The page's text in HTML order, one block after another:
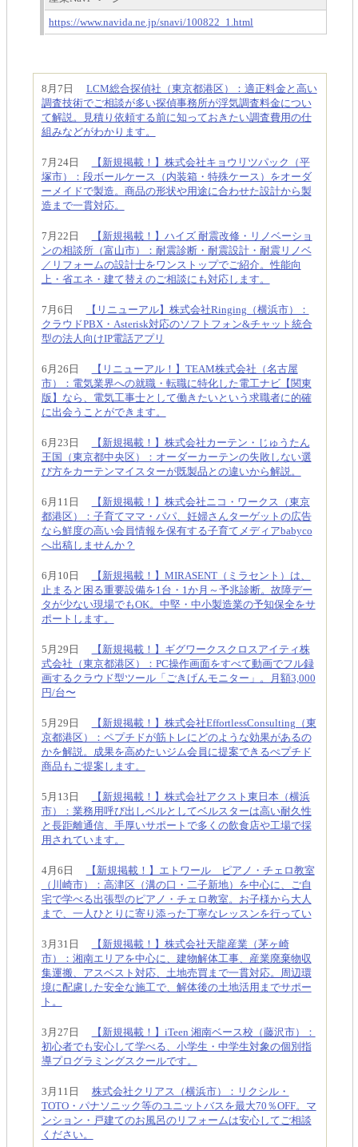
https://www.navida.ne.jp/snavi/100822_1.html
8月7日 LCM総合探偵社（東京都港区）：適正料金と高い
調査技術でご相談が多い探偵事務所が浮気調査料金につい
て解説。見積り依頼する前に知っておきたい調査費用の仕
組みなどがわかります。
7月24日
【新規掲載！】株式会社キョウリツパック（平
塚市）：段ボールケース（内装箱・特殊ケース）をオーダ
ーメイドで製造。商品の形状や用途に合わせた設計から製
造まで一貫対応。
7月22日
【新規掲載！】ハイズ 耐震改修・リノベーショ
ンの相談所（富山市）：耐震診断・耐震設計・耐震リノベ
／リフォームの設計士をワンストップでご紹介。性能向
上・省エネ・建て替えのご相談にも対応します。
7月6日
【リニューアル】株式会社Ringing（横浜市）：
クラウドPBX・Asterisk対応のソフトフォン&チャット統合
型の法人向けIP電話アプリ
6月26日
【リニューアル！】TEAM株式会社（名古屋
市）：電気業界への就職・転職に特化した電工ナビ【関東
版】なら、電気工事士として働きたいという求職者に的確
に出会うことができます。
6月23日
【新規掲載！】株式会社カーテン・じゅうたん
王国（東京都中央区）：オーダーカーテンの失敗しない選
び方をカーテンマイスターが既製品との違いから解説。
6月11日
【新規掲載！】株式会社ニコ・ワークス（東京
都港区）：子育てママ・パパ、妊婦さんターゲットの広告
なら鮮度の高い会員情報を保有する子育てメディアbabyco
へ出稿しませんか？
6月10日
【新規掲載！】MIRASENT（ミラセント）は、
止まると困る重要設備を1台・1か月～予兆診断。故障デー
タが少ない現場でもOK。中堅・中小製造業の予知保全をサ
ポートします。
5月29日
【新規掲載！】ギグワークスクロスアイティ株
式会社（東京都港区）：PC操作画面をすべて動画でフル録
画するクラウド型ツール「ごきげんモニター」。月額3,000
円/台〜
5月29日
【新規掲載！】株式会社EffortlessConsulting（東
京都港区）：ペプチドが筋トレにどのような効果があるの
かを解説。成果を高めたいジム会員に提案できるぺプチド
商品もご提案します。
5月13日
【新規掲載！】株式会社アクスト東日本（横浜
市）：業務用呼び出しベルとしてベルスターは高い耐久性
と長距離通信、手厚いサポートで多くの飲食店や工場で採
用されています。
4月6日
【新規掲載！】エトワール ピアノ・チェロ教室
（川崎市）：高津区（溝の口・二子新地）を中心に、ご自
宅で学べる出張型のピアノ・チェロ教室。お子様から大人
まで、一人ひとりに寄り添った丁寧なレッスンを行ってい
3月31日
【新規掲載！】株式会社天龍産業（茅ヶ崎
市）：湘南エリアを中心に、建物解体工事、産業廃棄物収
集運搬、アスベスト対応、土地売買まで一貫対応。周辺環
境に配慮した安全な施工で、解体後の土地活用までサポー
ト。
3月27日
【新規掲載！】iTeen 湘南ベース校（藤沢市）：
初心者でも安心して学べる、小学生・中学生対象の個別指
導プログラミングスクールです。
3月11日 株式会社クリアス（横浜市）：リクシル・
TOTO・パナソニック等のユニットバスを最大70％OFF。マ
ンション・戸建てのお風呂のリフォームは安心してご相談
ください。